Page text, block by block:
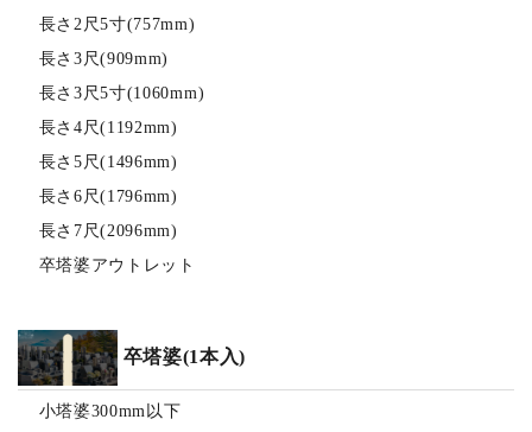
長さ2尺5寸(757mm)
長さ3尺(909mm)
長さ3尺5寸(1060mm)
長さ4尺(1192mm)
長さ5尺(1496mm)
長さ6尺(1796mm)
長さ7尺(2096mm)
卒塔婆アウトレット
卒塔婆(1本入)
小塔婆300mm以下